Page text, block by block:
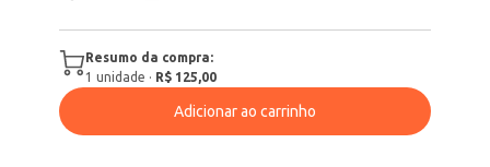
Resumo da compra:
1 unidade · R$ 125,00
Adicionar ao carrinho